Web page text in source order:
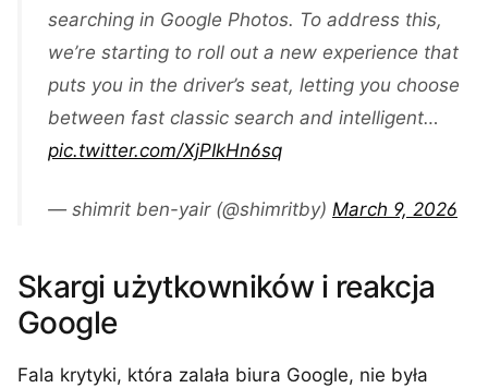
searching in Google Photos. To address this,
we’re starting to roll out a new experience that
puts you in the driver’s seat, letting you choose
between fast classic search and intelligent…
pic.twitter.com/XjPIkHn6sq
— shimrit ben-yair (@shimritby) March 9, 2026
Skargi użytkowników i reakcja
Google
Fala krytyki, która zalała biura Google, nie była